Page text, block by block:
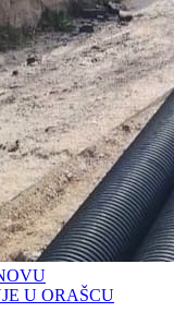
U ORAŠCU